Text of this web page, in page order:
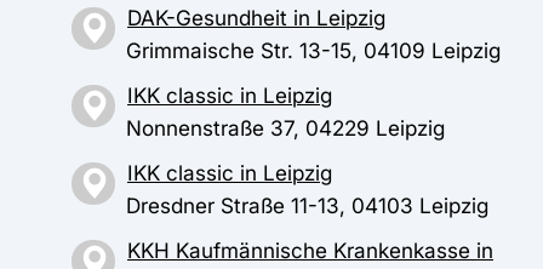
DAK-Gesundheit in Leipzig
Grimmaische Str. 13-15, 04109 Leipzig
IKK classic in Leipzig
Nonnenstraße 37, 04229 Leipzig
IKK classic in Leipzig
Dresdner Straße 11-13, 04103 Leipzig
KKH Kaufmännische Krankenkasse in